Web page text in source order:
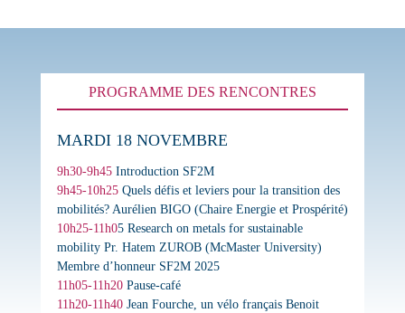
PROGRAMME DES RENCONTRES
MARDI 18 NOVEMBRE
9h30-9h45 Introduction SF2M
9h45-10h25Quels défis et leviers pour la transition des
mobilités?Aurélien BIGO (Chaire Energie et Prospérité)
10h25-11h05 Research on metals for sustainable
mobilityPr. Hatem ZUROB(McMaster University)
Membre d’honneur SF2M 2025
11h05-11h20Pause-café
11h20-11h40Jean Fourche, un vélo françaisBenoit